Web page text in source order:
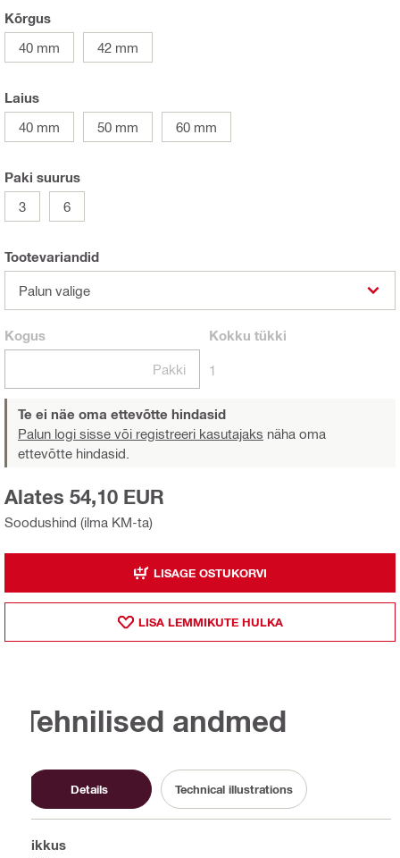
Kõrgus
40 mm
42 mm
Laius
40 mm
50 mm 60 mm
Paki suurus
3
6
Tootevariandid
Palun valige
Kogus
Pakki
Kokku tükki
1
Te ei näe oma ettevõtte hindasid
Palun logi sisse või registreeri kasutajaks näha oma
ettevõtte hindasid.
Soodushind (ilma KM-ta)
Alates 54,10 EUR
LISAGE OSTUKORVI
LISA LEMMIKUTE HULKA
Tehnilised andmed
Details Technical illustrations
Pikkus